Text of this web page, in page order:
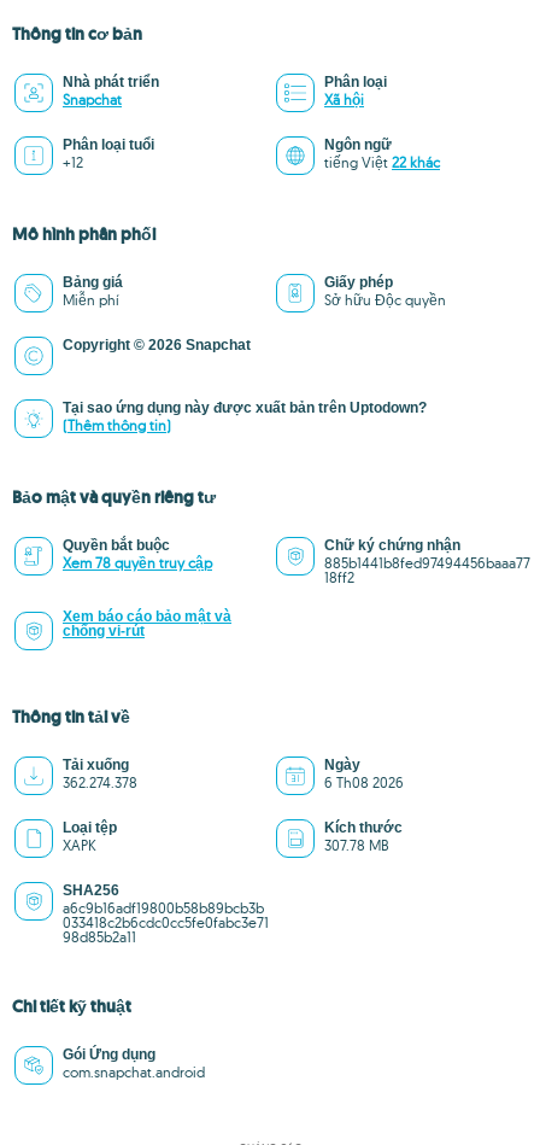
Thông tin cơ bản
Nhà phát triển
Snapchat
Phân loại
Xã hội
Phân loại tuổi
+12
Ngôn ngữ
tiếng Việt 22 khác
Mô hình phân phối
Bảng giá
Miễn phí
Giấy phép
Sở hữu Độc quyền
Copyright © 2026 Snapchat
Tại sao ứng dụng này được xuất bản trên Uptodown?
(Thêm thông tin)
Bảo mật và quyền riêng tư
Quyền bắt buộc
Xem 78 quyền truy cập
Chữ ký chứng nhận
885b1441b8fed97494456baaa77
18ff2
Xem báo cáo bảo mật và
chống vi-rút
Thông tin tải về
Tải xuống
362.274.378
Ngày
6 Th08 2026
Loại tệp
XAPK
Kích thước
307.78 MB
SHA256
a6c9b16adf19800b58b89bcb3b
033418c2b6cdc0cc5fe0fabc3e71
98d85b2a11
Chi tiết kỹ thuật
Gói Ứng dụng
com.snapchat.android